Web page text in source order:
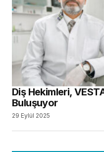
Diş Hekimleri,
Buluşuyor
29 Eylül 2025